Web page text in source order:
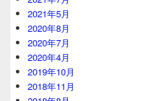
2021年5月
2020年8月
2020年7月
2020年4月
2019年10月
2018年11月